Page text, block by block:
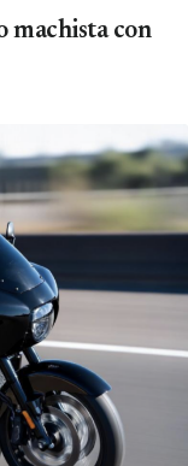
machista con